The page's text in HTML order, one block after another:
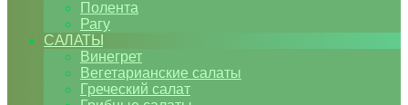
Полента
Рагу
САЛАТЫ
Винегрет
Вегетарианские салаты
Греческий салат